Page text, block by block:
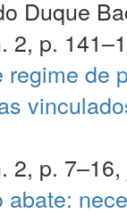
Duque
2, p.
regime de
2, p.
abate: